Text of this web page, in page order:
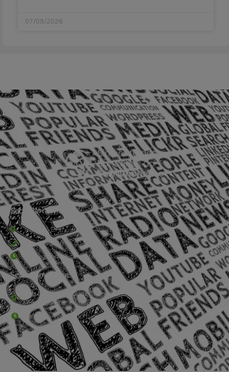
07/08/2026
Sede Barra Mansa
Rua Rio Branco, nº107 (2º andar), Centro - Cep: 27.330-030
(24) 3323-2848 ou (24) 3323-2500
De segunda à sexta-feira , das 9h às 17h.
Sede Campestre:
Estrada Governador Chagas Freitas – 3.780 – Colônia Santo
Antônio – Barra Mansa
De terça-feira a domingo, das 9h às 17h